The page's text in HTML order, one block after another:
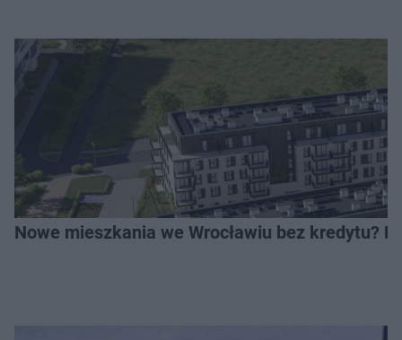
Nowe mieszkania we Wrocławiu bez kredytu?